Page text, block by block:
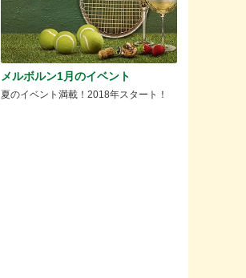
メルボルン1月のイベント
夏のイベント満載！2018年スタート！